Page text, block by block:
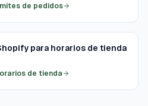
de pedidos
para horarios de tienda
de tienda